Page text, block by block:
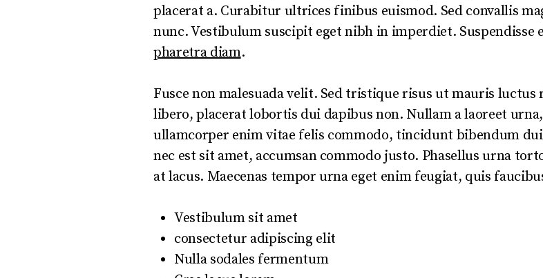
placerat a. Curabitur ultrices finibus euismod. Sed convallis
nunc. Vestibulum suscipit eget nibh in imperdiet. Suspendisse
pharetra diam.
Fusce non malesuada velit. Sed tristique risus ut mauris
libero, placerat lobortis dui dapibus non. Nullam a laoreet
ullamcorper enim vitae felis commodo, tincidunt bibendum
nec est sit amet, accumsan commodo justo. Phasellus urna
at lacus. Maecenas tempor urna eget enim feugiat, quis
Vestibulum sit amet
consectetur adipiscing elit
Nulla sodales fermentum